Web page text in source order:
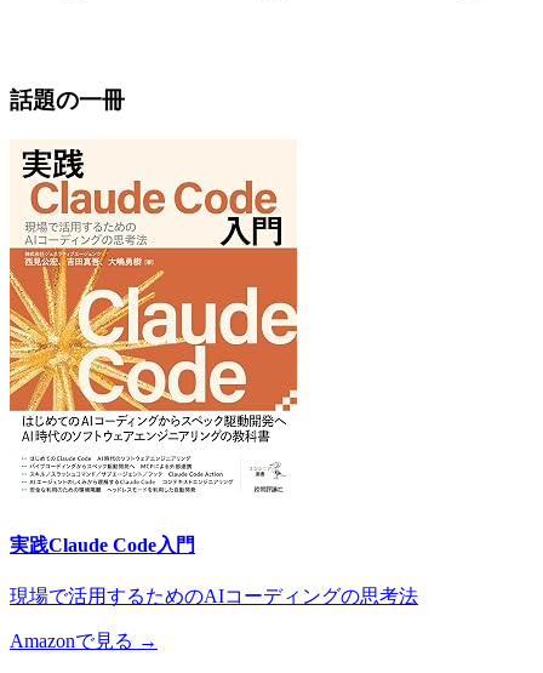
話題の一冊
実践Claude Code入門
現場で活用するためのAIコーディングの思考法
Amazonで見る →